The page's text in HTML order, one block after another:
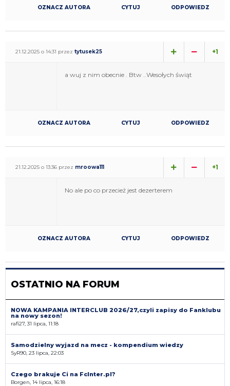
OZNACZ AUTORA CYTUJ ODPOWIEDZ
21.12.2025 o 14:31 przez tytusek25 +1
a wuj z nim obecnie . Btw ..Wesołych świąt
OZNACZ AUTORA CYTUJ ODPOWIEDZ
21.12.2025 o 13:36 przez mroowa111 +1
No ale po co przecież jest dezerterem
OZNACZ AUTORA CYTUJ ODPOWIEDZ
OSTATNIO NA FORUM
NOWA KAMPANIA INTERCLUB 2026/27,czyli zapisy do Fanklubu
na nowy sezon!
rafi27, 31 lipca, 11:18
Samodzielny wyjazd na mecz - kompendium wiedzy
SyR90, 23 lipca, 22:03
Czego brakuje Ci na FcInter.pl?
Borgen, 14 lipca, 16:18